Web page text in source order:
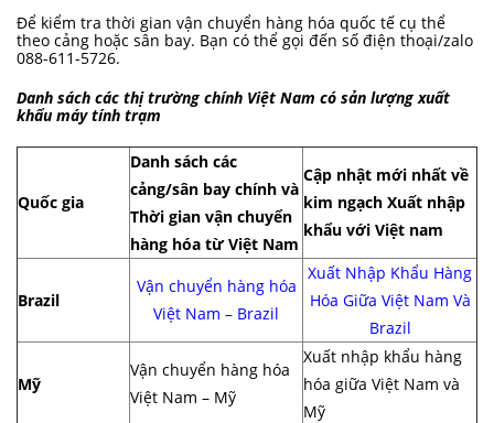
Để kiểm tra thời gian vận chuyển hàng hóa quốc tế cụ thể
theo cảng hoặc sân bay. Bạn có thể gọi đến số điện thoại/zalo
088-611-5726.
Danh sách các thị trường chính Việt Nam có sản lượng xuất
khẩu máy tính trạm
Quốc gia
Danh sách các
cảng/sân bay chính và
Thời gian vận chuyển
hàng hóa từ Việt Nam
Cập nhật mới nhất về
kim ngạch Xuất nhập
khẩu với Việt nam
Brazil
Vận chuyển hàng hóa
Việt Nam – Brazil
Xuất Nhập Khẩu Hàng
Hóa Giữa Việt Nam Và
Brazil
Mỹ
Vận chuyển hàng hóa
Việt Nam – Mỹ
Xuất nhập khẩu hàng
hóa giữa Việt Nam và
Mỹ